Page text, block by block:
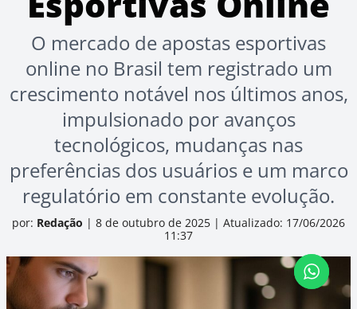
O mercado de apostas esportivas
online no Brasil tem registrado um
crescimento notável nos últimos anos,
impulsionado por avanços
tecnológicos, mudanças nas
preferências dos usuários e um marco
regulatório em constante evolução.
por: Redação | 8 de outubro de 2025 | Atualizado: 17/06/2026
11:37